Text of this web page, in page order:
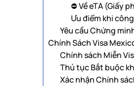
⛔️ Về eTA (Giấy
Ưu điểm khi
Yêu cầu Chứng
Chính Sách Visa
Chính sách Miễn
Thủ tục Bắt buộc
Xác nhận Chính